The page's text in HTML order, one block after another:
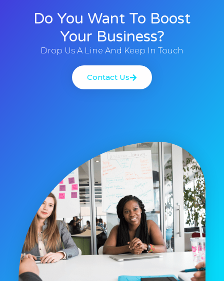
Do You Want To Boost
Your Business?
Drop Us A Line And Keep In Touch
Contact Us